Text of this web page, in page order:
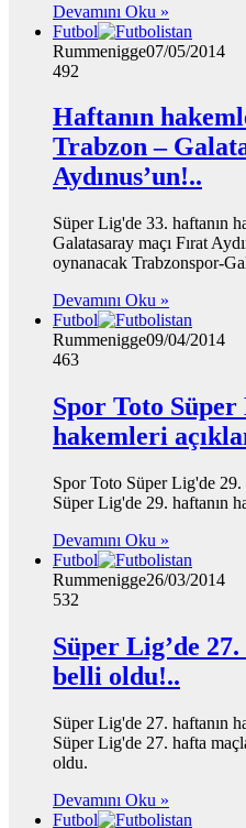
Devamını Oku »
Futbol
Rummenigge07/05/2014
492
Haftanın
Trabzon –
Aydınus’un!..
Süper Lig'de 33. haftanın
Galatasaray maçı Fırat
oynanacak Trabzonspor-
Devamını Oku »
Futbol
Rummenigge09/04/2014
463
Spor Toto Süper
hakemleri
Spor Toto Süper Lig'de 29.
Süper Lig'de 29. haftanın
Devamını Oku »
Futbol
Rummenigge26/03/2014
532
Süper Lig’de
belli oldu!..
Süper Lig'de 27. haftanın
Süper Lig'de 27. hafta
oldu.
Devamını Oku »
Futbol